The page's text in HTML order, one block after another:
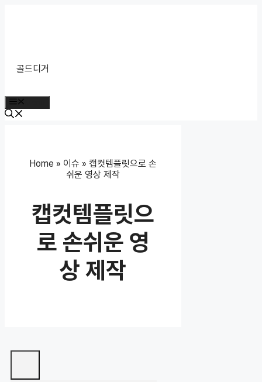
골드디거
Home » 이슈 » 캡컷템플릿으로 손
쉬운 영상 제작
캡컷템플릿으
로 손쉬운 영
상 제작